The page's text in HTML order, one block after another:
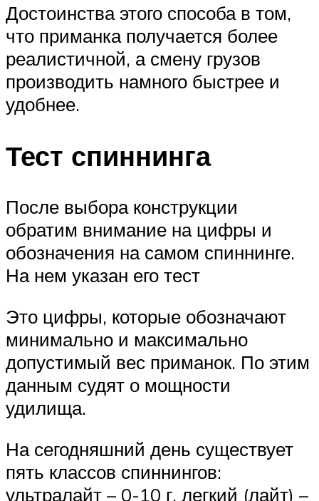
Достоинства этого способа в том,
что приманка получается более
реалистичной, а смену грузов
производить намного быстрее и
удобнее.
Тест спиннинга
После выбора конструкции
обратим внимание на цифры и
обозначения на самом спиннинге.
На нем указан его тест
Это цифры, которые обозначают
минимально и максимально
допустимый вес приманок. По этим
данным судят о мощности
удилища.
На сегодняшний день существует
пять классов спиннингов:
ультралайт – 0-10 г, легкий (лайт) –